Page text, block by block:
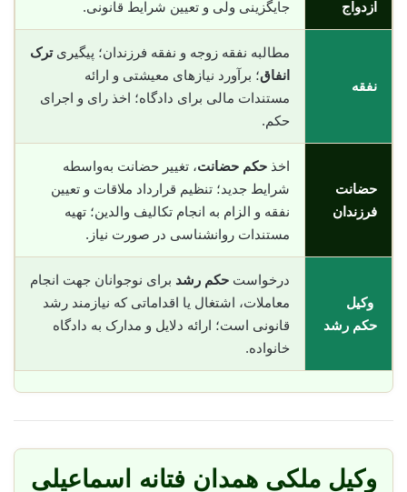
ازدواج جایگزینی ولی و تعیین شرایط قانونی.
نفقه
مطالبه نفقه زوجه و نفقه فرزندان؛ پیگیریترک
انفاق؛ برآورد نیازهای معیشتی و ارائه
مستندات مالی برای دادگاه؛ اخذ رای و اجرای
حکم.
حضانت
فرزندان
اخذ حکم حضانت، تغییر حضانت به‌واسطه
شرایط جدید؛ تنظیم قرارداد ملاقات و تعیین
نفقه و الزام به انجام تکالیف والدین؛ تهیه
مستندات روانشناسی در صورت نیاز.
وکیل
حکم رشد
درخواست حکم رشد برای نوجوانان جهت انجام
معاملات، اشتغال یا اقداماتی که نیازمند رشد
قانونی است؛ ارائه دلایل و مدارک به دادگاه
خانواده.
وکیل ملکی همدان فتانه اسماعیلی